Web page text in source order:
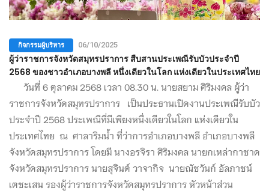
กิจกรรมผู้บริหาร 06/10/2025
ผู้ว่าราชการจังหวัดสมุทรปราการ สืบสานประเพณีรับบัวประจำปี
2568 ของชาวอำเภอบางพลี หนึ่งเดียวในโลก แห่งเดียวในประเทศไทย
วันที่ 6 ตุลาคม 2568 เวลา 08.30 น. นายสยาม ศิริมงคล ผู้ว่า
ราชการจังหวัดสมุทรปราการ เป็นประธานเปิดงานประเพณีรับบัว
ประจำปี 2568 ประเพณีที่มีเพียงหนึ่งเดียวในโลก แห่งเดียวใน
ประเทศไทย ณ ศาลาริมน้ำ ที่ว่าการอำเภอบางพลี อำเภอบางพลี
จังหวัดสมุทรปราการ โดยมี นางอรจิรา ศิริมงคล นายกเหล่ากาชาด
จังหวัดสมุทรปราการ นายสุจินต์ วาจากิจ นายณัชวันก์ อัลภาชน์
เตชะเสน รองผู้ว่าราชการจังหวัดสมุทรปราการ หัวหน้าส่วน